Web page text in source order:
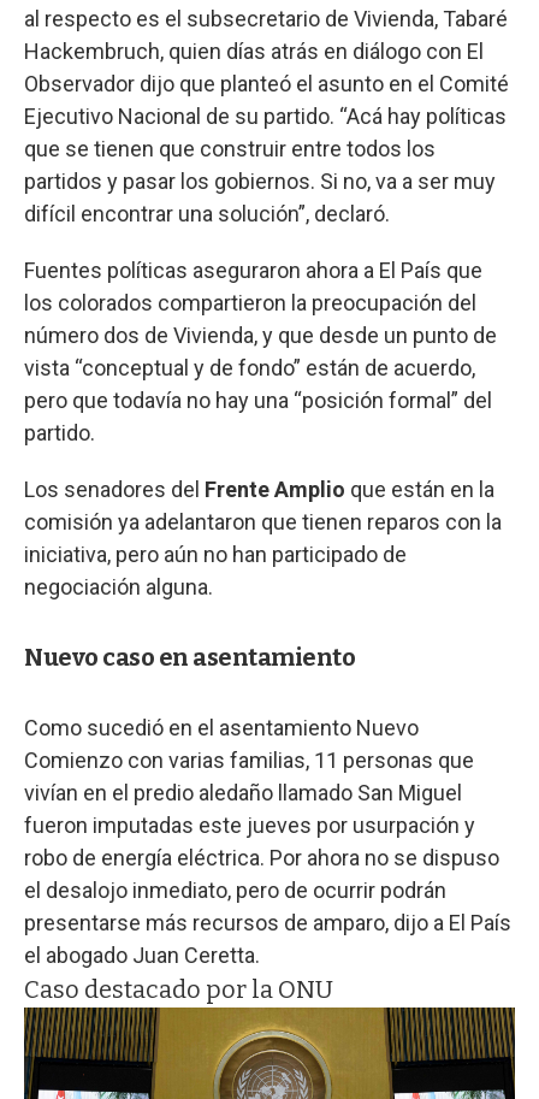
al respecto es el subsecretario de Vivienda, Tabaré
Hackembruch, quien días atrás en diálogo con El
Observador dijo que planteó el asunto en el Comité
Ejecutivo Nacional de su partido. “Acá hay políticas
que se tienen que construir entre todos los
partidos y pasar los gobiernos. Si no, va a ser muy
difícil encontrar una solución”, declaró.
Fuentes políticas aseguraron ahora a El País que
los colorados compartieron la preocupación del
número dos de Vivienda, y que desde un punto de
vista “conceptual y de fondo” están de acuerdo,
pero que todavía no hay una “posición formal” del
partido.
Los senadores del Frente Amplio que están en la
comisión ya adelantaron que tienen reparos con la
iniciativa, pero aún no han participado de
negociación alguna.
Nuevo caso en asentamiento
Como sucedió en el asentamiento Nuevo
Comienzo con varias familias, 11 personas que
vivían en el predio aledaño llamado San Miguel
fueron imputadas este jueves por usurpación y
robo de energía eléctrica. Por ahora no se dispuso
el desalojo inmediato, pero de ocurrir podrán
presentarse más recursos de amparo, dijo a El País
el abogado Juan Ceretta.
Caso destacado por la ONU